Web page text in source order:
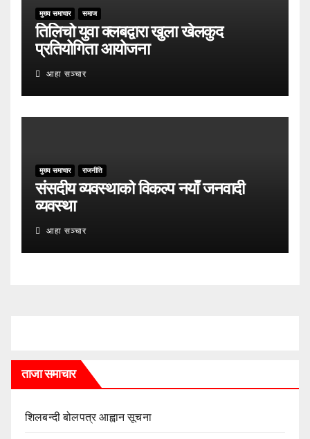
मुख्य समाचार समाज
तिलिचो युवा क्लबद्वारा खुला खेलकुद
प्रतियोगिता आयोजना
आहा सञ्चार
मुख्य समाचार राजनीति
संसदीय व्यवस्थाको विकल्प नयाँ जनवादी
व्यवस्था
आहा सञ्चार
ताजा समाचार
शिलबन्दी बोलपत्र आह्वान सूचना